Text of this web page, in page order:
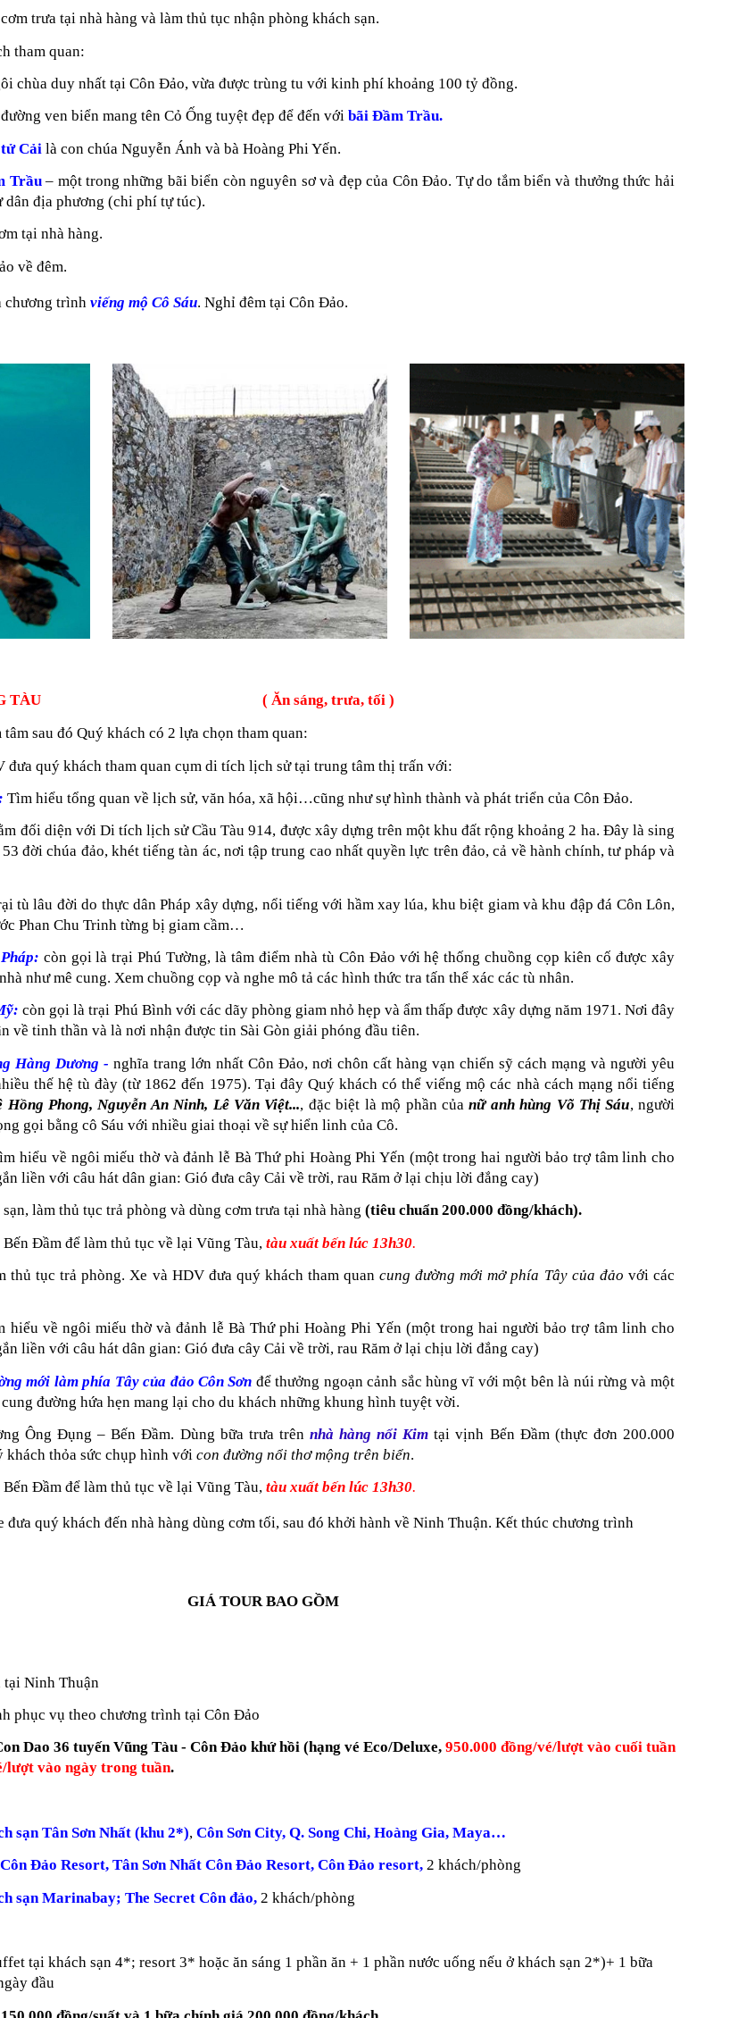
trưa tại nhà hàng và làm thủ tục nhận phòng khách sạn.
tham quan:
chùa duy nhất tại Côn Đảo, vừa được trùng tu với kinh phí khoảng 100 tỷ đồng.
ven biển mang tên Cỏ Ống tuyệt đẹp để đến vớibãi Đầm Trầu.
tử Cảilà con chúa Nguyễn Ánh và bà Hoàng Phi Yến.
Trầu– một trong những bãi biển còn nguyên sơ và đẹp của Côn Đảo. Tự do tắm biển và thưởng thức hải
dân địa phương (chi phí tự túc).
tại nhà hàng.
về đêm.
chương trìnhviếng mộ Cô Sáu. Nghỉ đêm tại Côn Đảo.
VŨNG TÀU ( Ăn sáng, trưa, tối )
sau đó Quý khách có 2 lựa chọn tham quan:
đưa quý khách tham quan cụm di tích lịch sử tại trung tâm thị trấn với:
Tìm hiểu tổng quan về lịch sử, văn hóa, xã hội…cũng như sự hình thành và phát triển của Côn Đảo.
đối diện với Di tích lịch sử Cầu Tàu 914, được xây dựng trên một khu đất rộng khoảng 2 ha. Đây là sing
đời chúa đảo, khét tiếng tàn ác, nơi tập trung cao nhất quyền lực trên đảo, cả về hành chính, tư pháp và
tù lâu đời do thực dân Pháp xây dựng, nổi tiếng với hầm xay lúa, khu biệt giam và khu đập đá Côn Lôn,
Phan Chu Trinh từng bị giam cầm…
còn gọi là trại Phú Tường, là tâm điểm nhà tù Côn Đảo với hệ thống chuồng cọp kiên cố được xây
như mê cung. Xem chuồng cọp và nghe mô tả các hình thức tra tấn thể xác các tù nhân.
còn gọi là trại Phú Bình với các dãy phòng giam nhỏ hẹp và ẩm thấp được xây dựng năm 1971. Nơi đây
về tinh thần và là nơi nhận được tin Sài Gòn giải phóng đầu tiên.
Hàng Dương - nghĩa trang lớn nhất Côn Đảo, nơi chôn cất hàng vạn chiến sỹ cách mạng và người yêu
thế hệ tù đày (từ 1862 đến 1975). Tại đây Quý khách có thể viếng mộ các nhà cách mạng nổi tiếng
Hồng Phong, Nguyễn An Ninh, Lê Văn Việt..., đặc biệt là mộ phần củanữ anh hùng Võ Thị Sáu, người
gọi bằng cô Sáu với nhiều giai thoại về sự hiển linh của Cô.
hiểu về ngôi miếu thờ và đảnh lễ Bà Thứ phi Hoàng Phi Yến (một trong hai người bảo trợ tâm linh cho
liền với câu hát dân gian: Gió đưa cây Cải về trời, rau Răm ở lại chịu lời đắng cay)
làm thủ tục trả phòng và dùng cơm trưa tại nhà hàng(tiêu chuẩn 200.000 đồng/khách).
Bến Đầm để làm thủ tục về lại Vũng Tàu,tàu xuất bến lúc 13h30.
thủ tục trả phòng. Xe và HDV đưa quý khách tham quancung đường mới mở phía Tây của đảo với các
hiểu về ngôi miếu thờ và đảnh lễ Bà Thứ phi Hoàng Phi Yến (một trong hai người bảo trợ tâm linh cho
liền với câu hát dân gian: Gió đưa cây Cải về trời, rau Răm ở lại chịu lời đắng cay)
mới làm phía Tây của đảo Côn Sơn để thưởng ngoạn cảnh sắc hùng vĩ với một bên là núi rừng và một
đường hứa hẹn mang lại cho du khách những khung hình tuyệt vời.
Ông Đụng – Bến Đầm. Dùng bữa trưa trên nhà hàng nổi Kim tại vịnh Bến Đầm (thực đơn 200.000
khách thỏa sức chụp hình vớicon đường nổi thơ mộng trên biển.
Bến Đầm để làm thủ tục về lại Vũng Tàu,tàu xuất bến lúc 13h30.
đưa quý khách đến nhà hàng dùng cơm tối, sau đó khởi hành về Ninh Thuận. Kết thúc chương trình
GIÁ TOUR BAO GỒM
Ninh Thuận
phục vụ theo chương trình tại Côn Đảo
Dao 36 tuyến Vũng Tàu - Côn Đảo khứ hồi (hạng vé Eco/Deluxe,950.000 đồng/vé/lượt vào cuối tuần
lượt vào ngày trong tuần.
sạn Tân Sơn Nhất (khu 2*),Côn Sơn City, Q. Song Chi, Hoàng Gia, Maya…
Đảo Resort, Tân Sơn Nhất Côn Đảo Resort, Côn Đảo resort, 2 khách/phòng
sạn Marinabay; The Secret Côn đảo, 2 khách/phòng
tại khách sạn 4*; resort 3* hoặc ăn sáng 1 phần ăn + 1 phần nước uống nếu ở khách sạn 2*)+ 1 bữa
đầu